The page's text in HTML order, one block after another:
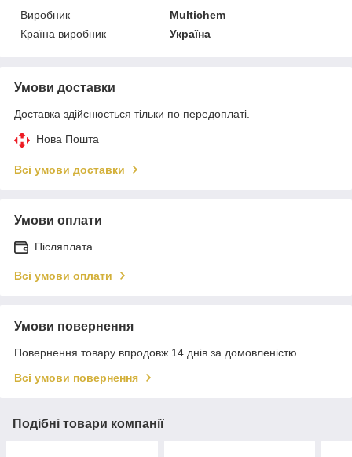
Виробник
Multichem
Країна виробник
Україна
Умови доставки
Доставка здійснюється тільки по передоплаті.
Нова Пошта
Всі умови доставки
Умови оплати
Післяплата
Всі умови оплати
Умови повернення
Повернення товару впродовж 14 днів за домовленістю
Всі умови повернення
Подібні товари компанії